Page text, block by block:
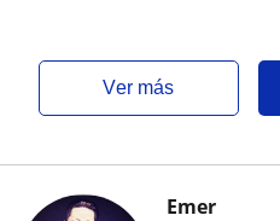
ver más
Emer